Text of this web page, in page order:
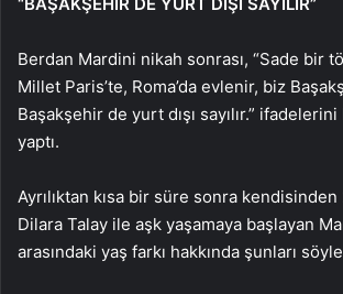
Berdan Mardini nikah sonrası, “Sade bir
Millet Paris’te, Roma’da evlenir, biz
Başakşehir de yurt dışı sayılır.”
yaptı.
Ayrılıktan kısa bir süre sonra
Dilara Talay ile aşk yaşamaya başlayan
arasındaki yaş farkı hakkında şunları